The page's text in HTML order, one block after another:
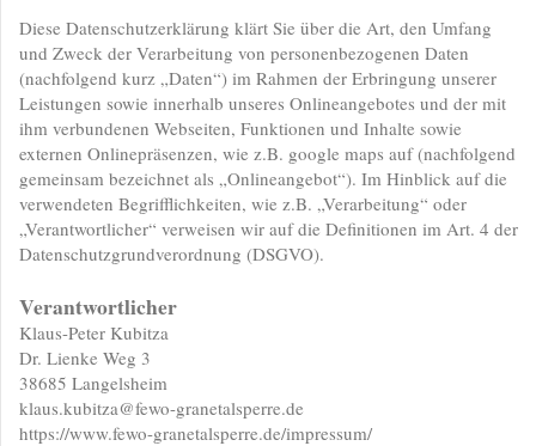
Diese Datenschutzerklärung klärt Sie über die Art, den Umfang
und Zweck der Verarbeitung von personenbezogenen Daten
(nachfolgend kurz „Daten“) im Rahmen der Erbringung unserer
Leistungen sowie innerhalb unseres Onlineangebotes und der mit
ihm verbundenen Webseiten, Funktionen und Inhalte sowie
externen Onlinepräsenzen, wie z.B. google maps auf (nachfolgend
gemeinsam bezeichnet als „Onlineangebot“). Im Hinblick auf die
verwendeten Begrifflichkeiten, wie z.B. „Verarbeitung“ oder
„Verantwortlicher“ verweisen wir auf die Definitionen im Art. 4 der
Datenschutzgrundverordnung (DSGVO).
Verantwortlicher
Klaus-Peter Kubitza
Dr. Lienke Weg 3
38685 Langelsheim
klaus.kubitza@fewo-granetalsperre.de
https://www.fewo-granetalsperre.de/impressum/